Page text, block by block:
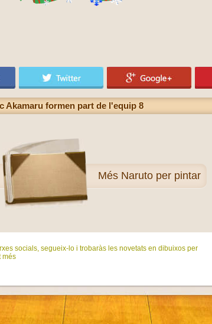
Akamaru formen part de l'equip 8
Més Naruto per pintar
socials, segueix-lo i trobaràs les novetats en dibuixos per
més